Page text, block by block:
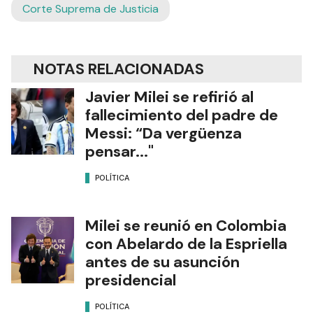
Corte Suprema de Justicia
NOTAS RELACIONADAS
Javier Milei se refirió al
fallecimiento del padre de
Messi: “Da vergüenza
pensar..."
POLÍTICA
Milei se reunió en Colombia
con Abelardo de la Espriella
antes de su asunción
presidencial
POLÍTICA